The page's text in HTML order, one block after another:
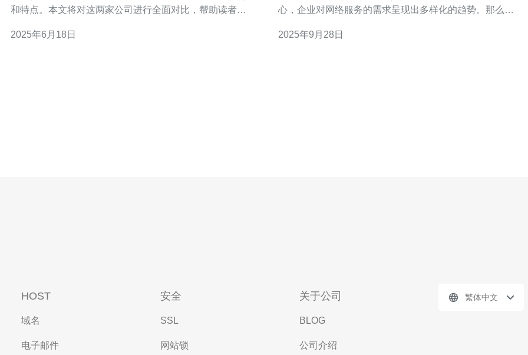
和特点。本文将对这两家公司进行全面对比，帮助读者更
注于信息技术行业的公司，致力于为客户提供最优质的解
2025年6月18日
心，企业对网络服务的需求呈现出多样化的趋势。那么，
入解析这一话题。 以下是文章的三个精华要点： 阿里云的
2025年9月28日
HOST
域名
电子邮件
安全
SSL
网站锁
关于公司
BLOG
公司介绍
繁体中文